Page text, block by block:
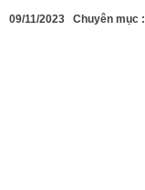
09/11/2023 Chuyên mục :